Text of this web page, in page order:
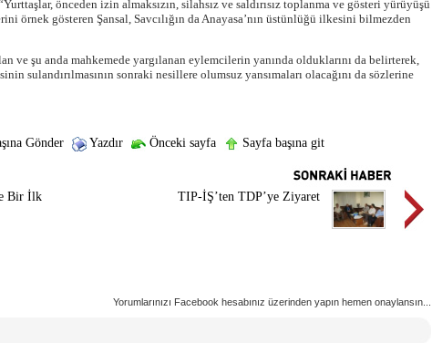
önceden izin almaksızın, silahsız ve saldırısız toplanma ve gösteri yürüyüşü
örnek gösteren Şansal, Savcılığın da Anayasa’nın üstünlüğü ilkesini bilmezden
ve şu anda mahkemede yargılanan eylemcilerin yanında olduklarını da belirterek,
sulandırılmasının sonraki nesillere olumsuz yansımaları olacağını da sözlerine
Gönder Yazdır Önceki sayfa Sayfa başına git
Bir İlk TIP-İŞ’ten TDP’ye Ziyaret
Yorumlarınızı Facebook hesabınız üzerinden yapın hemen onaylansın...